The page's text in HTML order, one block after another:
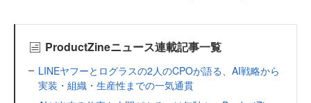
ProductZineニュース連載記事一覧
LINEヤフーとログラスの2人のCPOが語る、AI戦略から
実装・組織・生産性までの一気通貫